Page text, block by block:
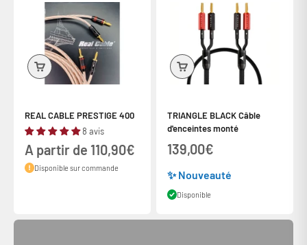
REAL CABLE PRESTIGE 400
8 avis
Prix de vente
A partir de 110,90€
Disponible sur commande
Frais de ports offerts dès 60€ d'achats
TRIANGLE BLACK Câble
d'enceintes monté
Prix de vente
139,00€
✨ Nouveauté
Disponible